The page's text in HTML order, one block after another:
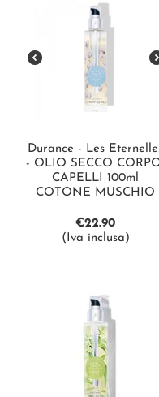
Durance - Les
- OLIO SECCO
CAPELLI 100ml
COTONE MUSCHIO
€22.90
(Iva inclusa)